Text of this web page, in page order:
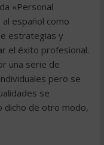
«Personal
español como
estrategias y
el éxito profesional.
una serie de
pero se
se
dicho de otro modo,